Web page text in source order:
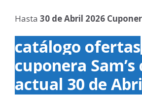
Hasta 30 de Abril 2026
catálogo ofertas
cuponera
actual 30 de